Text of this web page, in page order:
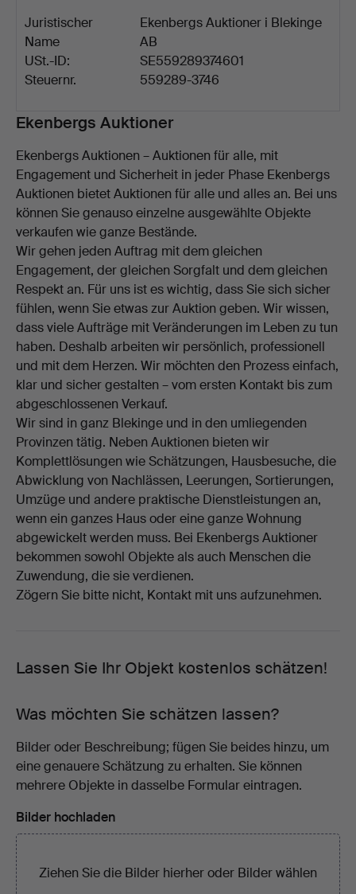
Juristischer
Name
Ekenbergs Auktioner i Blekinge
AB
USt.-ID:
SE559289374601
Steuernr.
559289-3746
Beschreibung
Ekenbergs Auktioner
Ekenbergs Auktionen – Auktionen für alle, mit
Engagement und Sicherheit in jeder Phase Ekenbergs
Auktionen bietet Auktionen für alle und alles an. Bei uns
können Sie genauso einzelne ausgewählte Objekte
verkaufen wie ganze Bestände.
Wir gehen jeden Auftrag mit dem gleichen
Engagement, der gleichen Sorgfalt und dem gleichen
Respekt an. Für uns ist es wichtig, dass Sie sich sicher
fühlen, wenn Sie etwas zur Auktion geben. Wir wissen,
dass viele Aufträge mit Veränderungen im Leben zu tun
haben. Deshalb arbeiten wir persönlich, professionell
und mit dem Herzen. Wir möchten den Prozess einfach,
klar und sicher gestalten – vom ersten Kontakt bis zum
abgeschlossenen Verkauf.
Wir sind in ganz Blekinge und in den umliegenden
Provinzen tätig. Neben Auktionen bieten wir
Komplettlösungen wie Schätzungen, Hausbesuche, die
Abwicklung von Nachlässen, Leerungen, Sortierungen,
Umzüge und andere praktische Dienstleistungen an,
wenn ein ganzes Haus oder eine ganze Wohnung
abgewickelt werden muss. Bei Ekenbergs Auktioner
bekommen sowohl Objekte als auch Menschen die
Zuwendung, die sie verdienen.
Zögern Sie bitte nicht, Kontakt mit uns aufzunehmen.
Lassen Sie Ihr Objekt kostenlos schätzen!
Was möchten Sie schätzen lassen?
Bilder oder Beschreibung; fügen Sie beides hinzu, um
eine genauere Schätzung zu erhalten. Sie können
mehrere Objekte in dasselbe Formular eintragen.
Bilder hochladen
Ziehen Sie die Bilder hierher oder Bilder wählen